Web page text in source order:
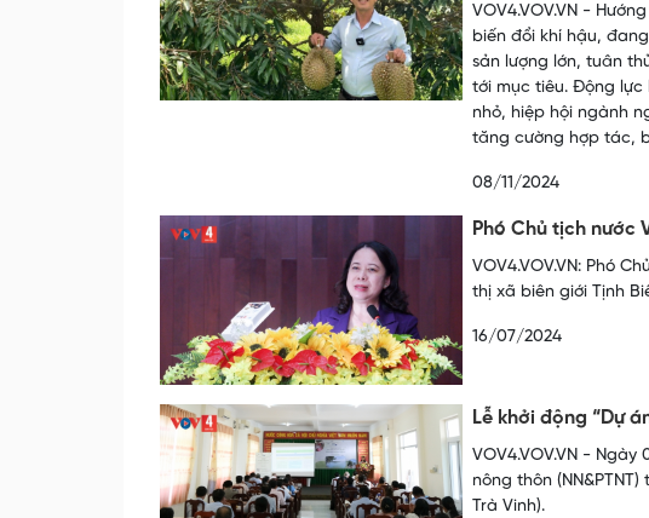
VOV4.VOV.VN -
biến đổi khí hậu,
sản lượng lớn, tuân
tới mục tiêu. Động
nhỏ, hiệp hội ngành
tăng cường hợp tác,
08/11/2024
Phó Chủ tịch nước
VOV4.VOV.VN: Phó
thị xã biên giới Tịnh
16/07/2024
Lễ khởi động “Dự
VOV4.VOV.VN -
nông thôn
Trà Vinh).